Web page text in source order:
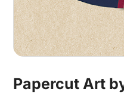
Papercut Art